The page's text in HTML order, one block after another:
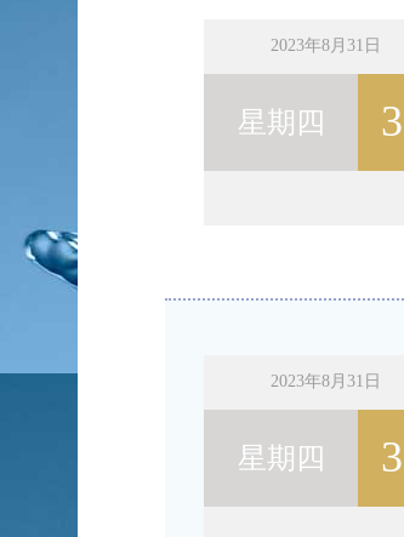
2023年8月31日
星期四
2023年8月31日
星期四